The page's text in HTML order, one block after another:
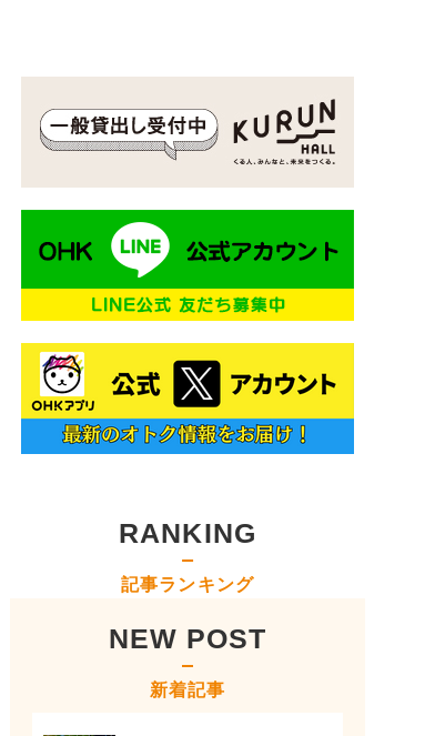
RANKING
記事ランキング
NEW POST
新着記事